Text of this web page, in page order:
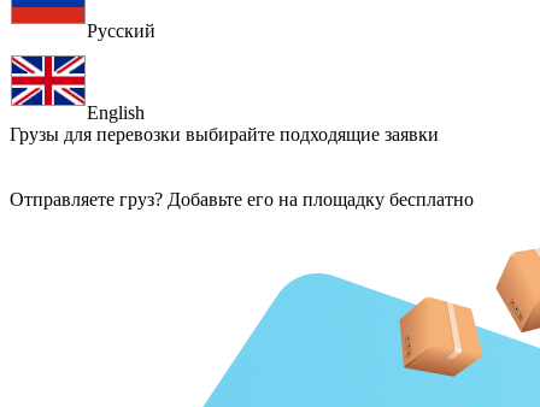
Русский
English
Грузы для перевозки выбирайте подходящие заявки
Отправляете груз? Добавьте его на площадку бесплатно